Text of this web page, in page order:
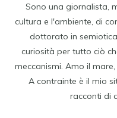
Sono una giornalista,
cultura e l'ambiente, di
dottorato in
curiosità per tutto ciò
meccanismi. Amo il
A contrainte è il mio
racconti di